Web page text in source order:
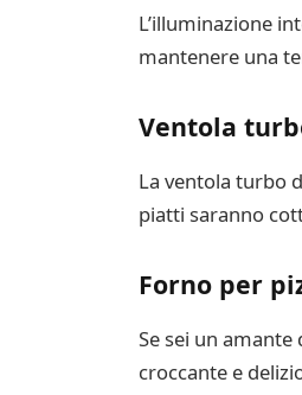
L’illuminazione
mantenere una
Ventola
La ventola turbo
piatti saranno
Forno per
Se sei un
croccante e